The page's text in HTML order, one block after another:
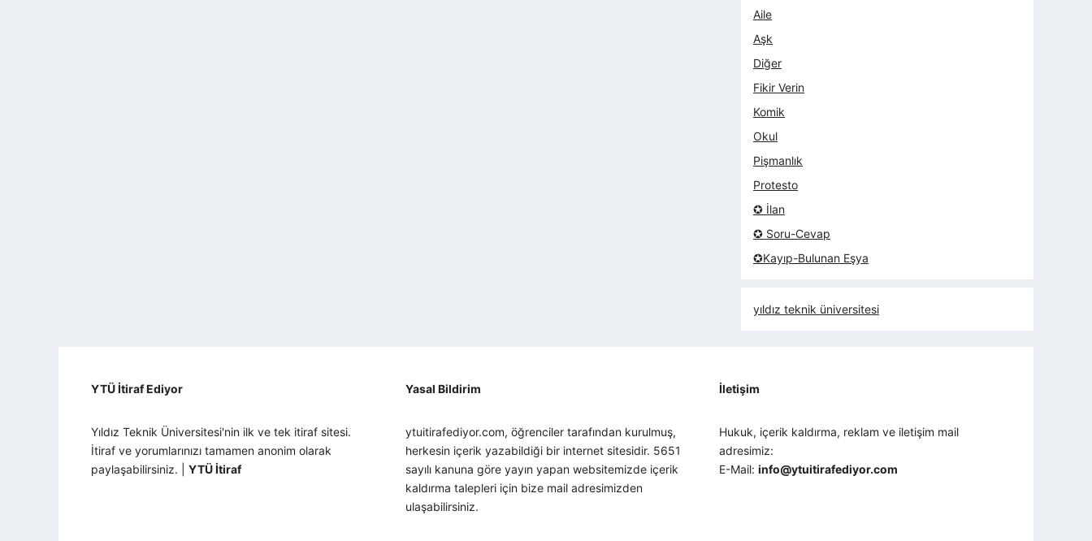
Aile
Aşk
Diğer
Fikir Verin
Komik
Okul
Pişmanlık
Protesto
✪ İlan
✪ Soru-Cevap
✪Kayıp-Bulunan Eşya
yıldız teknik üniversitesi
YTÜ İtiraf Ediyor
Yıldız Teknik Üniversitesi'nin ilk ve tek itiraf sitesi.
İtiraf ve yorumlarınızı tamamen anonim olarak
paylaşabilirsiniz. | YTÜ İtiraf
Yasal Bildirim
ytuitirafediyor.com, öğrenciler tarafından kurulmuş,
herkesin içerik yazabildiği bir internet sitesidir. 5651
sayılı kanuna göre yayın yapan websitemizde içerik
kaldırma talepleri için bize mail adresimizden
ulaşabilirsiniz.
İletişim
Hukuk, içerik kaldırma, reklam ve iletişim mail
adresimiz:
E-Mail:info@ytuitirafediyor.com